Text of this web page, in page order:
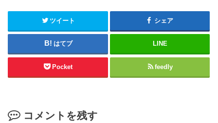
ツイート シェア
はてブ LINE
Pocket feedly
コメントを残す